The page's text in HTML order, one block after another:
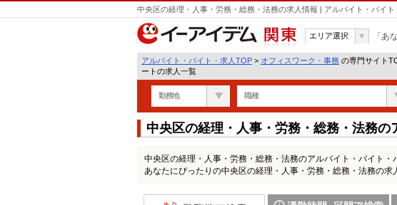
中央区の経理・人事・労務・総務・法務の求人情報 | アルバイト・バイ
関東
エリア選択 「あ
アルバイト・バイト・求人TOP > オフィスワーク・事務 の専門サイト
ートの求人一覧
勤務地 職種
中央区の経理・人事・労務・総務・法務
中央区の経理・人事・労務・総務・法務のアルバイト・バイト・
あなたにぴったりの中央区の経理・人事・労務・総務・法務の求